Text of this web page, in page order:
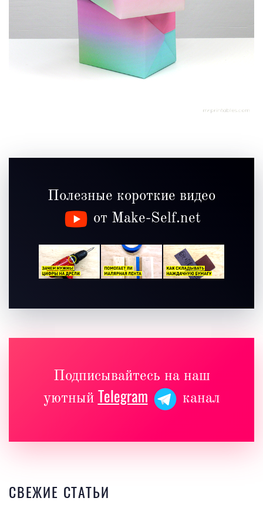
Полезные короткие видео
от Make-Self.net
Подписывайтесь на наш
уютный Telegram канал
СВЕЖИЕ СТАТЬИ